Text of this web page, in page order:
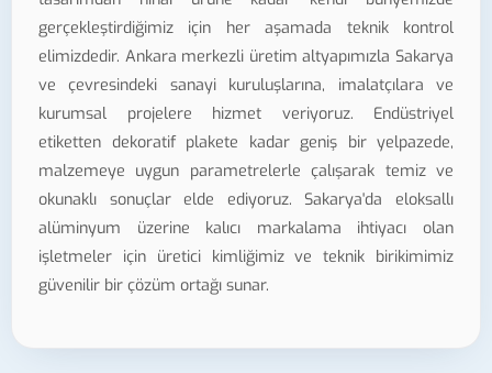
gerçekleştirdiğimiz için her aşamada teknik kontrol
elimizdedir. Ankara merkezli üretim altyapımızla Sakarya
ve çevresindeki sanayi kuruluşlarına, imalatçılara ve
kurumsal projelere hizmet veriyoruz. Endüstriyel
etiketten dekoratif plakete kadar geniş bir yelpazede,
malzemeye uygun parametrelerle çalışarak temiz ve
okunaklı sonuçlar elde ediyoruz. Sakarya'da eloksallı
alüminyum üzerine kalıcı markalama ihtiyacı olan
işletmeler için üretici kimliğimiz ve teknik birikimimiz
güvenilir bir çözüm ortağı sunar.